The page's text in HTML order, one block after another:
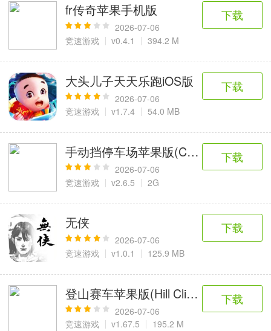
fr传奇苹果手机版
2026-07-06
竞速游戏
v0.4.1 394.2 M
下载
大头儿子天天乐跑iOS版
2026-07-06
竞速游戏
v1.7.4 54.0 MB
下载
手动挡停车场苹果版(Car Parking
2026-07-06
竞速游戏
v2.6.5 2G
下载
无侠
2026-07-06
竞速游戏
v1.0.1 125.9 MB
下载
登山赛车苹果版(Hill Climb Racing)
2026-07-06
竞速游戏
v1.67.5 195.2 M
下载